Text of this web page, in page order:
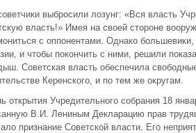
выбросили лозунг: «Вся власть
власть!» Имея на своей стороне
с оппонентами. Однако
и чтобы покончить с ними, решили
Советская власть обеспечила
Керенского, и по тем же округам.
открытия Учредительного собрания 18
В.И. Лениным Декларацию прав
признание Советской власти. Его